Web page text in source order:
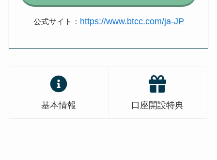
公式サイト： https://www.btcc.com/ja-JP
基本情報 口座開設特典